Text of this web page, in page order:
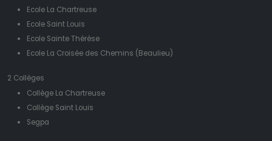
Ecole La Chartreuse
Ecole Saint Louis
Ecole Sainte Thérèse
Ecole La Croisée des Chemins (Beaulieu)
2 Collèges
Collège La Chartreuse
Collège Saint Louis
Segpa